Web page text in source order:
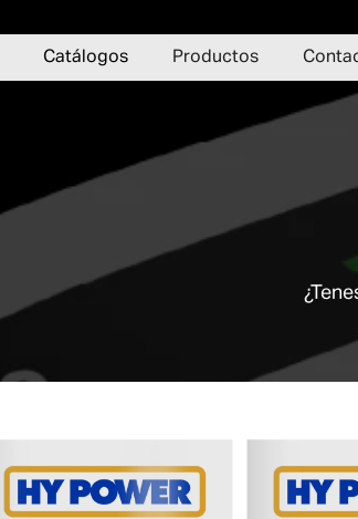
Catálogos Productos